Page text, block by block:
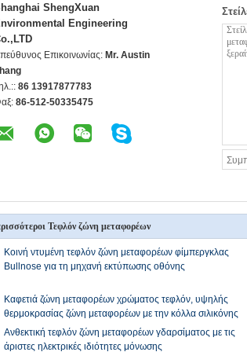
ShengXuan
Engineering
Επικοινωνίας: Mr. Austin
86 13917877783
86-512-50335475
Τεφλόν ζώνη μεταφορέων
Κοινή ντυμένη τεφλόν ζώνη μεταφορέων φίμπεργκλας
Bullnose για τη μηχανή εκτύπωσης οθόνης
Καφετιά ζώνη μεταφορέων χρώματος τεφλόν, υψηλής
θερμοκρασίας ζώνη μεταφορέων με την κόλλα σιλικόνης
Ανθεκτική τεφλόν ζώνη μεταφορέων γδαρσίματος με τις
άριστες ηλεκτρικές ιδιότητες μόνωσης